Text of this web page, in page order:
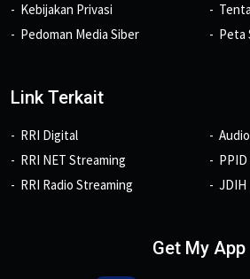
Kebijakan Privasi
Pedoman Media Siber
Peta
Link Terkait
RRI Digital
RRI NET Streaming
RRI Radio Streaming
PPID
JDIH
Get My App